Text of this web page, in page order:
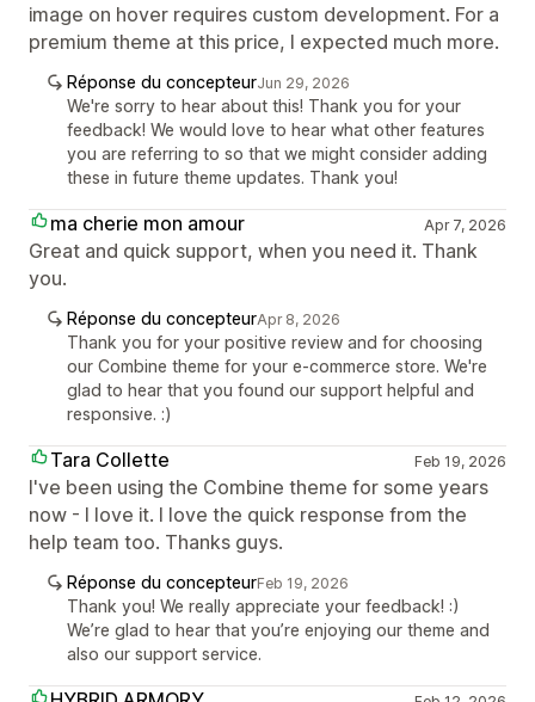
image on hover requires custom development. For a
premium theme at this price, I expected much more.
Réponse du concepteurJun 29, 2026
We're sorry to hear about this! Thank you for your
feedback! We would love to hear what other features
you are referring to so that we might consider adding
these in future theme updates. Thank you!
ma cherie mon amour Apr 7, 2026
Great and quick support, when you need it. Thank
you.
Réponse du concepteurApr 8, 2026
Thank you for your positive review and for choosing
our Combine theme for your e-commerce store. We're
glad to hear that you found our support helpful and
responsive. :)
Tara Collette Feb 19, 2026
I've been using the Combine theme for some years
now - I love it. I love the quick response from the
help team too. Thanks guys.
Réponse du concepteurFeb 19, 2026
Thank you! We really appreciate your feedback! :)
We’re glad to hear that you’re enjoying our theme and
also our support service.